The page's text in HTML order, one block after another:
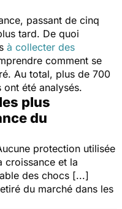
passant de cinq
tard. De quoi
à collecter des
comment se
Au total, plus de 700
été analysés.
plus
du
protection utilisée
croissance et la
des chocs [...]
du marché dans les